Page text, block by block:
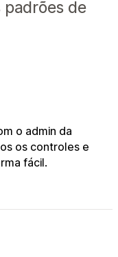
padrões de
o admin da
os controles e
fácil.